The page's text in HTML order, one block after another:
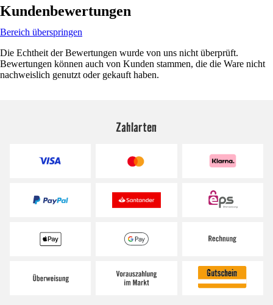
Kundenbewertungen
Bereich überspringen
Die Echtheit der Bewertungen wurde von uns nicht überprüft.
Bewertungen können auch von Kunden stammen, die die Ware nicht
nachweislich genutzt oder gekauft haben.
Zahlarten